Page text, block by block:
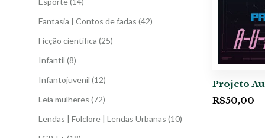
Fantasia | Contos de fadas (42)
Ficção científica (25)
Infantil (8)
Infantojuvenil (12)
Leia mulheres (72)
Lendas | Folclore | Lendas Urbanas (10)
Projeto
R$50,00